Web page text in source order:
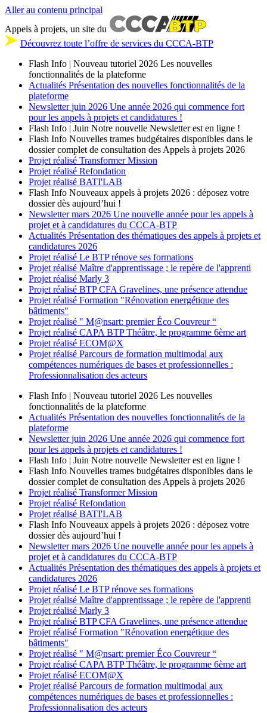
Aller au contenu principal
Appels à projets, un site du
Découvrez toute l’offre de services du CCCA-BTP
Flash Info | Nouveau tutoriel 2026 Les nouvelles
fonctionnalités de la plateforme
Actualités Présentation des nouvelles fonctionnalités de la
plateforme
Newsletter juin 2026 Une année 2026 qui commence fort
pour les appels à projets et candidatures !
Flash Info | Juin Notre nouvelle Newsletter est en ligne !
Flash Info Nouvelles trames budgétaires disponibles dans le
dossier complet de consultation des Appels à projets 2026
Projet réalisé Transformer Mission
Projet réalisé Refondation
Projet réalisé BATI'LAB
Flash Info Nouveaux appels à projets 2026 : déposez votre
dossier dès aujourd’hui !
Newsletter mars 2026 Une nouvelle année pour les appels à
projet et à candidatures du CCCA-BTP
Actualités Présentation des thématiques des appels à projets et
candidatures 2026
Projet réalisé Le BTP rénove ses formations
Projet réalisé Maître d'apprentissage ; le repère de l'apprenti
Projet réalisé Marly 3
Projet réalisé BTP CFA Gravelines, une présence attendue
Projet réalisé Formation "Rénovation energétique des
bâtiments"
Projet réalisé " M@nsart: premier Éco Couvreur “
Projet réalisé CAPA BTP Théâtre, le programme 6ème art
Projet réalisé ECOM@X
Projet réalisé Parcours de formation multimodal aux
compétences numériques de bases et professionnelles :
Professionnalisation des acteurs
Flash Info | Nouveau tutoriel 2026 Les nouvelles
fonctionnalités de la plateforme
Actualités Présentation des nouvelles fonctionnalités de la
plateforme
Newsletter juin 2026 Une année 2026 qui commence fort
pour les appels à projets et candidatures !
Flash Info | Juin Notre nouvelle Newsletter est en ligne !
Flash Info Nouvelles trames budgétaires disponibles dans le
dossier complet de consultation des Appels à projets 2026
Projet réalisé Transformer Mission
Projet réalisé Refondation
Projet réalisé BATI'LAB
Flash Info Nouveaux appels à projets 2026 : déposez votre
dossier dès aujourd’hui !
Newsletter mars 2026 Une nouvelle année pour les appels à
projet et à candidatures du CCCA-BTP
Actualités Présentation des thématiques des appels à projets et
candidatures 2026
Projet réalisé Le BTP rénove ses formations
Projet réalisé Maître d'apprentissage ; le repère de l'apprenti
Projet réalisé Marly 3
Projet réalisé BTP CFA Gravelines, une présence attendue
Projet réalisé Formation "Rénovation energétique des
bâtiments"
Projet réalisé " M@nsart: premier Éco Couvreur “
Projet réalisé CAPA BTP Théâtre, le programme 6ème art
Projet réalisé ECOM@X
Projet réalisé Parcours de formation multimodal aux
compétences numériques de bases et professionnelles :
Professionnalisation des acteurs